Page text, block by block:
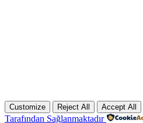
Customize Reject All Accept All
Tarafından Sağlanmaktadır